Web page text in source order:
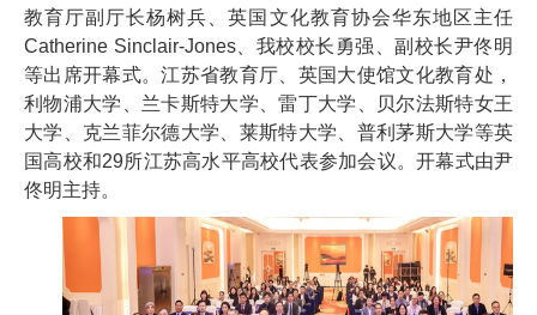
教育厅副厅长杨树兵、英国文化教育协会华东地区主任
Catherine Sinclair-Jones、我校校长勇强、副校长尹佟明
等出席开幕式。江苏省教育厅、英国大使馆文化教育处，
利物浦大学、兰卡斯特大学、雷丁大学、贝尔法斯特女王
大学、克兰菲尔德大学、莱斯特大学、普利茅斯大学等英
国高校和29所江苏高水平高校代表参加会议。开幕式由尹
佟明主持。